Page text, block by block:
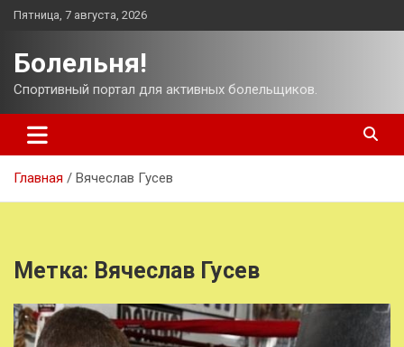
Перейти
Пятница, 7 августа, 2026
Болельня!
Спортивный портал для активных болельщиков.
Главная Вячеслав Гусев
Метка: Вячеслав Гусев